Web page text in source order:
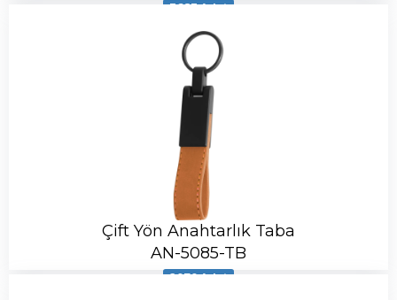
3683 Adet
Çift Yön Anahtarlık Taba
AN-5085-TB
2070 Adet